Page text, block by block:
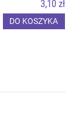
3,10 zł
DO KOSZYKA